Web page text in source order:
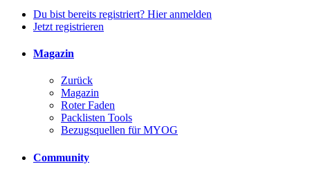
Du bist bereits registriert? Hier anmelden
Jetzt registrieren
Magazin
Zurück
Magazin
Roter Faden
Packlisten Tools
Bezugsquellen für MYOG
Community